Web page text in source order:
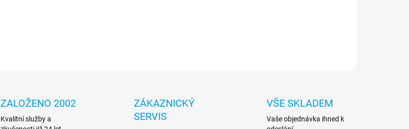
ZALOŽENO 2002
Kvalitní služby a
ZÁKAZNICKÝ
SERVIS
VŠE SKLADEM
Vaše objednávka ihned k